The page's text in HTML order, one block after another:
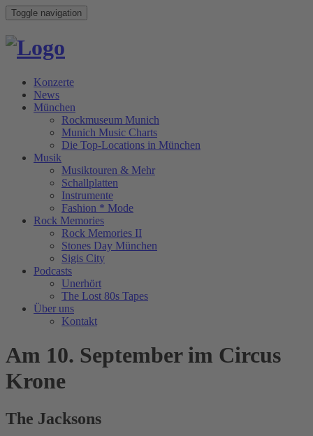
Toggle navigation
Konzerte
News
München
Rockmuseum Munich
Munich Music Charts
Die Top-Locations in München
Musik
Musiktouren & Mehr
Schallplatten
Instrumente
Fashion * Mode
Rock Memories
Rock Memories II
Stones Day München
Sigis City
Podcasts
Unerhört
The Lost 80s Tapes
Über uns
Kontakt
Am 10. September im Circus
Krone
The Jacksons